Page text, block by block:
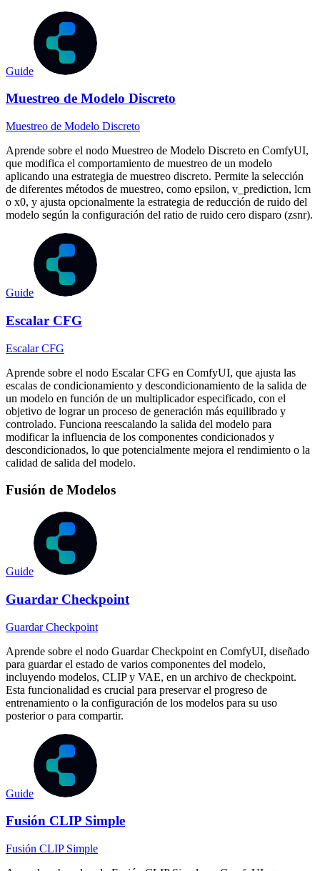
Guide
Muestreo de Modelo Discreto
Muestreo de Modelo Discreto
Aprende sobre el nodo Muestreo de Modelo Discreto en ComfyUI,
que modifica el comportamiento de muestreo de un modelo
aplicando una estrategia de muestreo discreto. Permite la selección
de diferentes métodos de muestreo, como epsilon, v_prediction, lcm
o x0, y ajusta opcionalmente la estrategia de reducción de ruido del
modelo según la configuración del ratio de ruido cero disparo (zsnr).
Guide
Escalar CFG
Escalar CFG
Aprende sobre el nodo Escalar CFG en ComfyUI, que ajusta las
escalas de condicionamiento y descondicionamiento de la salida de
un modelo en función de un multiplicador especificado, con el
objetivo de lograr un proceso de generación más equilibrado y
controlado. Funciona reescalando la salida del modelo para
modificar la influencia de los componentes condicionados y
descondicionados, lo que potencialmente mejora el rendimiento o la
calidad de salida del modelo.
Fusión de Modelos
Guide
Guardar Checkpoint
Guardar Checkpoint
Aprende sobre el nodo Guardar Checkpoint en ComfyUI, diseñado
para guardar el estado de varios componentes del modelo,
incluyendo modelos, CLIP y VAE, en un archivo de checkpoint.
Esta funcionalidad es crucial para preservar el progreso de
entrenamiento o la configuración de los modelos para su uso
posterior o para compartir.
Guide
Fusión CLIP Simple
Fusión CLIP Simple